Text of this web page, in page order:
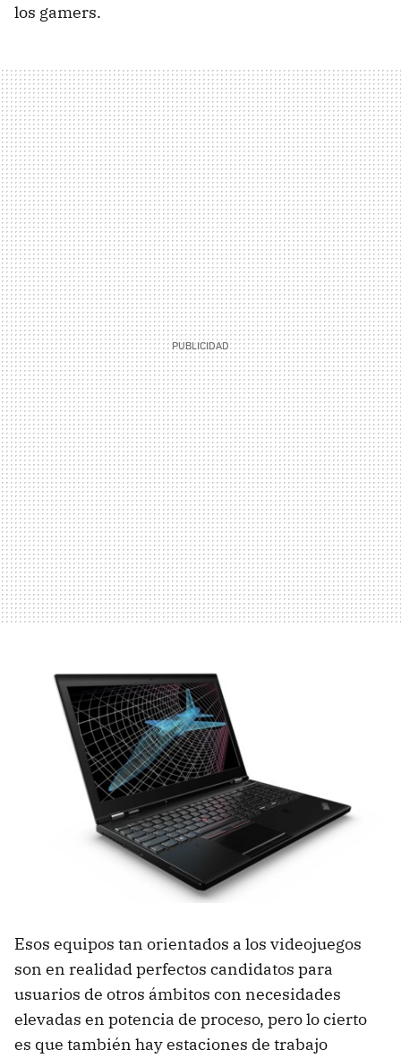
los gamers.
Esos equipos tan orientados a los videojuegos
son en realidad perfectos candidatos para
usuarios de otros ámbitos con necesidades
elevadas en potencia de proceso, pero lo cierto
es que también hay estaciones de trabajo